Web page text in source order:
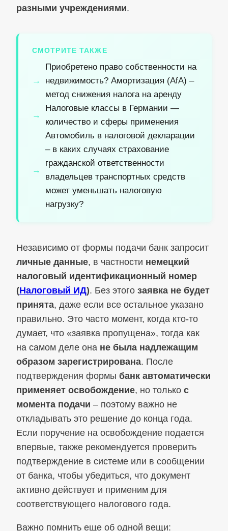
разными учреждениями.
СМОТРИТЕ ТАКЖЕ
Приобретено право собственности на
недвижимость? Амортизация (AfA) –
метод снижения налога на аренду
Налоговые классы в Германии —
количество и сферы применения
Автомобиль в налоговой декларации
– в каких случаях страхование
гражданской ответственности
владельцев транспортных средств
может уменьшать налоговую
нагрузку?
Независимо от формы подачи банк запросит
личные данные, в частности немецкий
налоговый идентификационный номер
(Налоговый ИД). Без этого заявка не будет
принята, даже если все остальное указано
правильно. Это часто момент, когда кто-то
думает, что «заявка пропущена», тогда как
на самом деле она не была надлежащим
образом зарегистрирована. После
подтверждения формы банк автоматически
применяет освобождение, но только с
момента подачи – поэтому важно не
откладывать это решение до конца года.
Если поручение на освобождение подается
впервые, также рекомендуется проверить
подтверждение в системе или в сообщении
от банка, чтобы убедиться, что документ
активно действует и применим для
соответствующего налогового года.
Важно помнить еще об одной вещи: